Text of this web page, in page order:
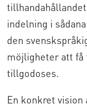
indelning i
den
möjligheter att få
tillgodoses.
En konkret vision